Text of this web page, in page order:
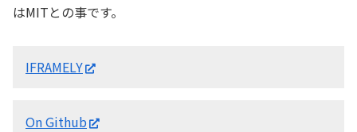
はMITとの事です。
IFRAMELY
On Github